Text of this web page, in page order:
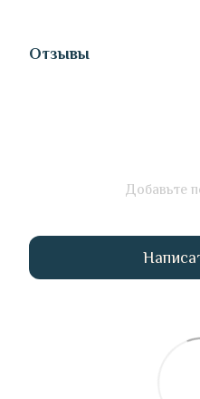
Отзывы
Добавьте